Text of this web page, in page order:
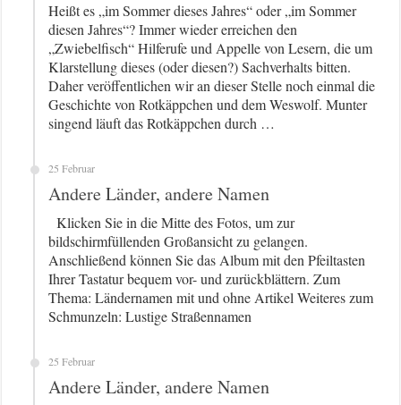
Heißt es „im Sommer dieses Jahres“ oder „im Sommer
diesen Jahres“? Immer wieder erreichen den
„Zwiebelfisch“ Hilferufe und Appelle von Lesern, die um
Klarstellung dieses (oder diesen?) Sachverhalts bitten.
Daher veröffentlichen wir an dieser Stelle noch einmal die
Geschichte von Rotkäppchen und dem Weswolf. Munter
singend läuft das Rotkäppchen durch …
25 Februar
Andere Länder, andere Namen
Klicken Sie in die Mitte des Fotos, um zur
bildschirmfüllenden Großansicht zu gelangen.
Anschließend können Sie das Album mit den Pfeiltasten
Ihrer Tastatur bequem vor- und zurückblättern. Zum
Thema: Ländernamen mit und ohne Artikel Weiteres zum
Schmunzeln: Lustige Straßennamen
25 Februar
Andere Länder, andere Namen